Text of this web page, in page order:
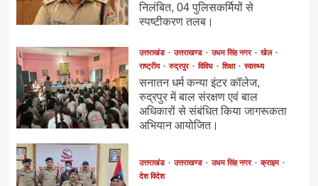
निलंबित, 04 पुलिसकर्मियों से
स्पष्टीकरण तलब।
उत्तराखंड उत्तराखण्ड उधम सिंह नगर
खेल
राष्ट्रीय
रुद्रपुर विविध शिक्षा स्वास्थ्य
सनातन धर्म कन्या इंटर कॉलेज,
रुद्रपुर में बाल संरक्षण एवं बाल
अधिकारों से संबंधित किया जागरूकता
अभियान आयोजित।
उत्तराखंड उत्तराखण्ड उधम सिंह नगर
क्राइम
देश विदेश